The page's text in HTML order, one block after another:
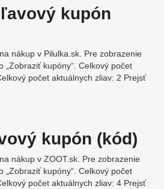
kupón
nákup v Pilulka.sk. Pre zobrazenie
„Zobraziť kupóny“. Celkový počet
počet aktuálnych zliav: 2 Prejsť
kupón (kód)
nákup v ZOOT.sk. Pre zobrazenie
„Zobraziť kupóny“. Celkový počet
počet aktuálnych zliav: 4 Prejsť